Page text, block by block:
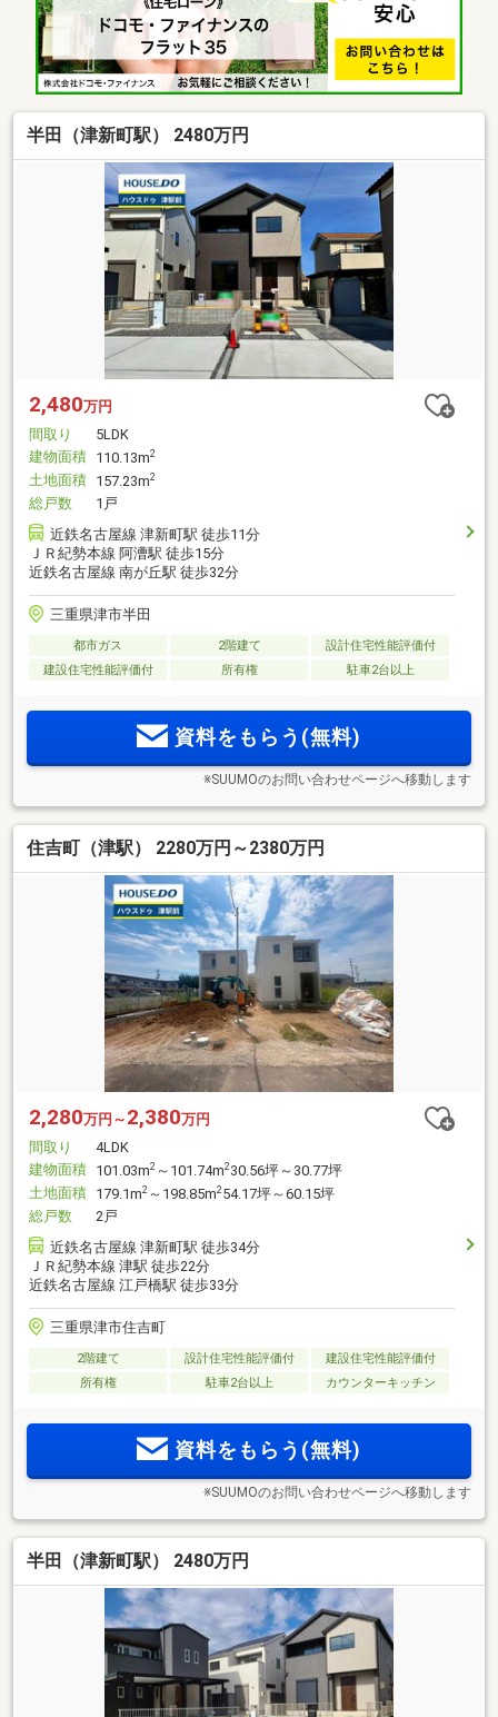
半田（津新町駅） 2480万円
2,480万円
間取り
5LDK
建物面積 110.13m2
土地面積 157.23m2
総戸数
1戸
近鉄名古屋線 津新町駅 徒歩11分
ＪＲ紀勢本線 阿漕駅 徒歩15分
近鉄名古屋線 南が丘駅 徒歩32分
三重県津市半田
都市ガス 2階建て
設計住宅性能評価付
建設住宅性能評価付
所有権 駐車2台以上
資料をもらう(無料)
※SUUMOのお問い合わせページへ移動します
住吉町（津駅） 2280万円～2380万円
2,280万円～ 2,380万円
間取り
4LDK
建物面積 101.03m2 ～101.74m230.56坪～30.77坪
土地面積 179.1m2 ～198.85m254.17坪～60.15坪
総戸数
2戸
近鉄名古屋線 津新町駅 徒歩34分
ＪＲ紀勢本線 津駅 徒歩22分
近鉄名古屋線 江戸橋駅 徒歩33分
三重県津市住吉町
2階建て 設計住宅性能評価付
建設住宅性能評価付
所有権
駐車2台以上 カウンターキッチン
資料をもらう(無料)
※SUUMOのお問い合わせページへ移動します
半田（津新町駅） 2480万円